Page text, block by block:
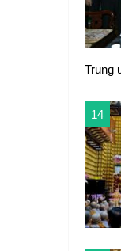
Trung
14